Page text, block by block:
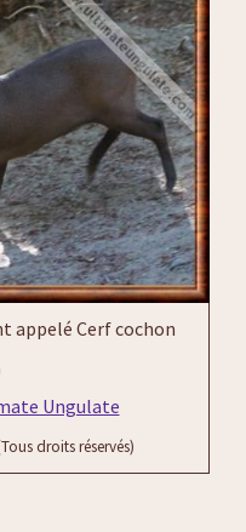
appelé Cerf cochon
Ungulate
droits réservés)